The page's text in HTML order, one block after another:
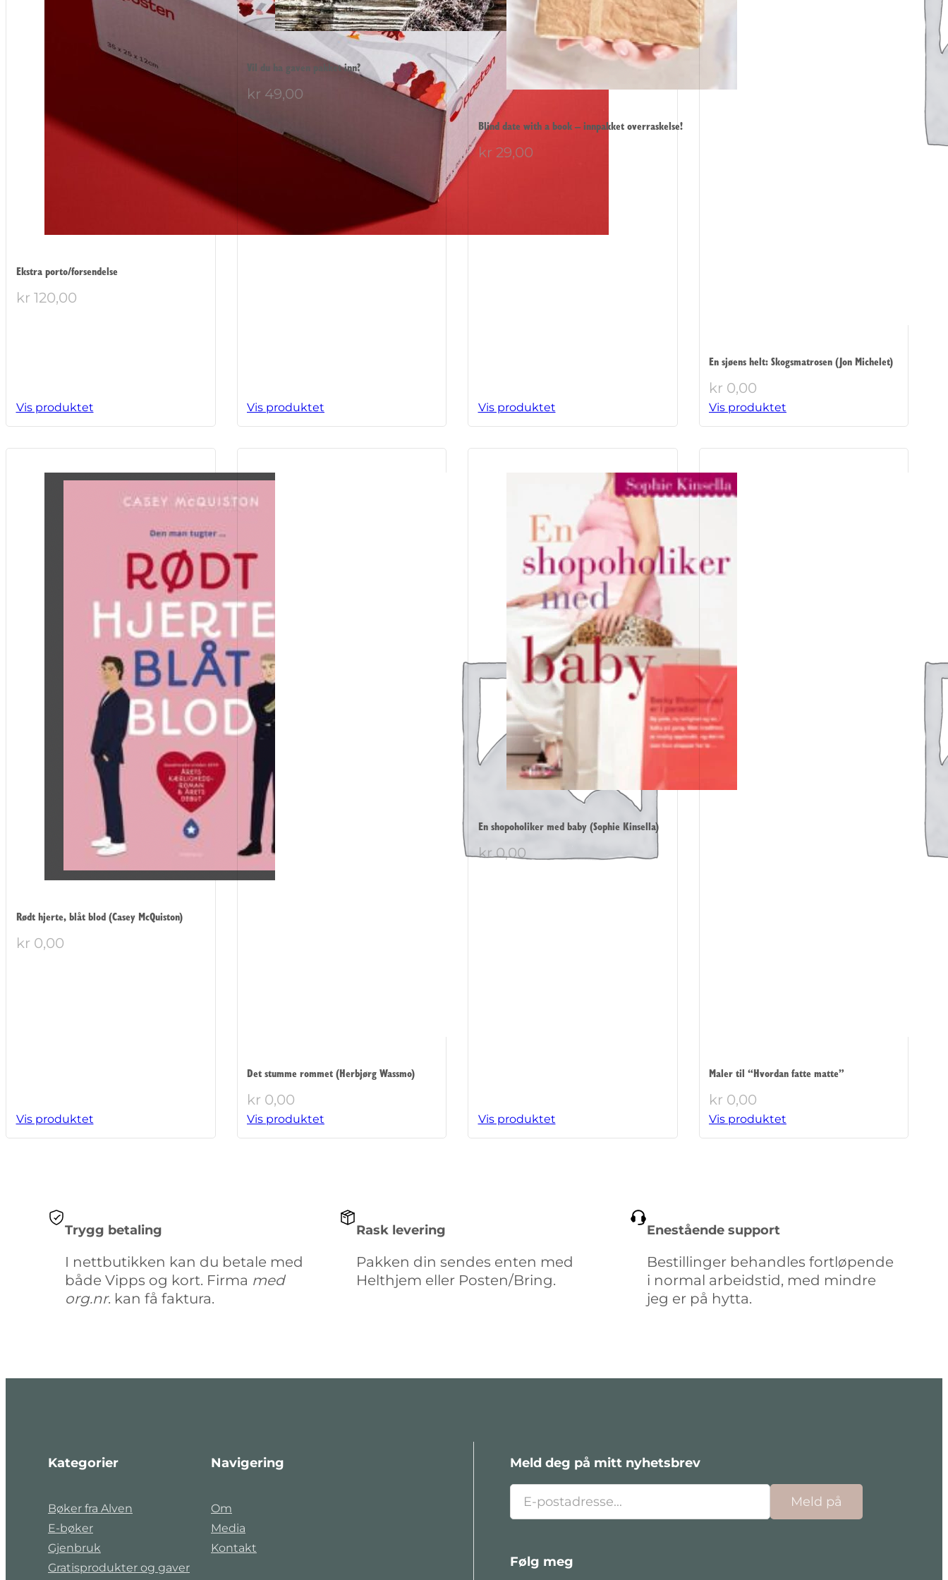
Ekstra porto/forsendelse
kr 120,00
Vis produktet
Vil du ha gaven pakket inn?
kr 49,00
Vis produktet
Blind date with a book – innpakket overraskelse!
kr 29,00
Vis produktet
En sjøens helt: Skogsmatrosen (Jon Michelet)
kr 0,00
Vis produktet
Rødt hjerte, blåt blod (Casey McQuiston)
kr 0,00
Vis produktet
Det stumme rommet (Herbjørg Wassmo)
kr 0,00
Vis produktet
En shopoholiker med baby (Sophie Kinsella)
kr0,00
Vis produktet
Maler til “Hvordan fatte matte”
kr 0,00
Vis produktet
Trygg betaling
I nettbutikken kan du betale med
både Vipps og kort. Firma med
org.nr. kan få faktura.
Rask levering
Pakken din sendes enten med
Helthjem eller Posten/Bring.
Enestående support
Bestillinger behandles fortløpende
i normal arbeidstid, med mindre
jeg er på hytta.
Kategorier
Bøker fra Alven
E-bøker
Gjenbruk
Gratisprodukter og gaver
Navigering
Om
Media
Kontakt
Meld deg på mitt nyhetsbrev
Meld på
Følg meg